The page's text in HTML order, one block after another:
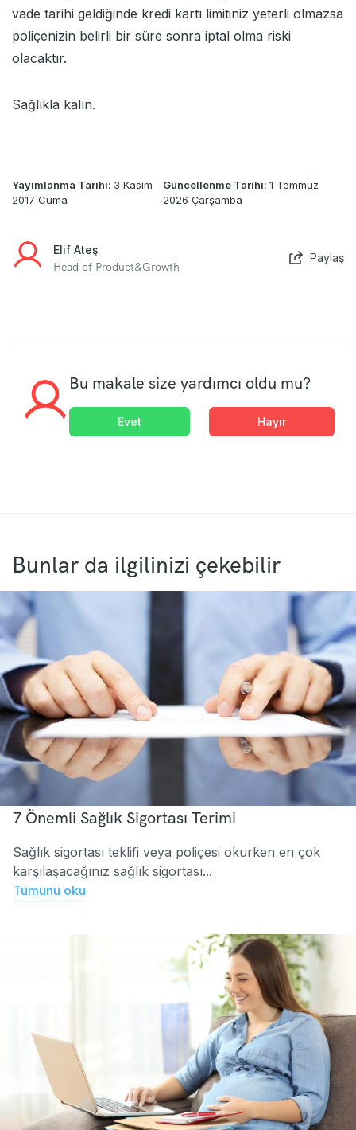
vade tarihi geldiğinde kredi kartı limitiniz yeterli olmazsa
poliçenizin belirli bir süre sonra iptal olma riski
olacaktır.
Sağlıkla kalın.
Yayımlanma Tarihi: 3 Kasım
2017 Cuma
Güncellenme Tarihi:1 Temmuz
2026 Çarşamba
Elif Ateş
Head of Product&Growth
Paylaş
Bu makale size yardımcı oldu mu?
Evet Hayır
Bunlar da ilgilinizi çekebilir
7 Önemli Sağlık Sigortası Terimi
Sağlık sigortası teklifi veya poliçesi okurken en çok
karşılaşacağınız sağlık sigortası...
Tümünü oku